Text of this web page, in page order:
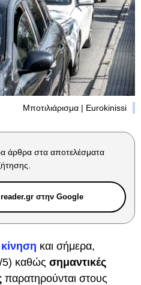
Μποτιλιάρισμα | Eurokinissi
άρθρα στα αποτελέσματα
στην Google
κίνηση και σήμερα,
καθώς σημαντικές
παρατηρούνται στους